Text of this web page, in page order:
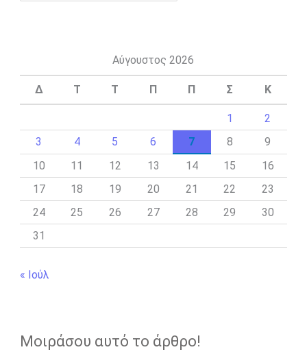
Αύγουστος 2026
Δ Τ Τ Π Π Σ Κ
1
2
3
4 5 6 7 8
9
10
11 12 13 14 15
16
17
18 19 20 21 22
23
24
25 26 27 28 29
30
31
« Ιούλ
Μοιράσου αυτό το άρθρο!